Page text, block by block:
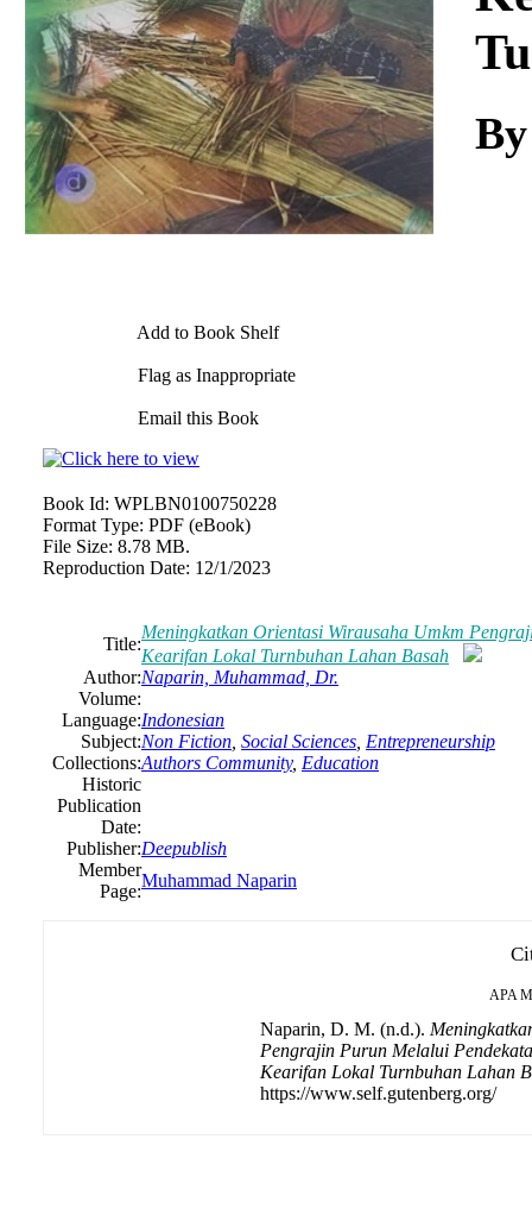
Add to Book Shelf
Flag as Inappropriate
Email this Book
Book Id: WPLBN0100750228
Format Type: PDF (eBook)
File Size: 8.78 MB.
Reproduction Date: 12/1/2023
Title:
Meningkatkan Orientasi Wirausaha Umkm
Kearifan Lokal Turnbuhan Lahan Basah
Author:Naparin, Muhammad, Dr.
Volume:
Language:Indonesian
Subject:Non Fiction Social Sciences Entrepreneurship
Collections:Authors Community, Education
Historic
Publication
Date:
Publisher:Deepublish
Member
Page:
Muhammad Naparin
APA
Naparin, D. M. (n.d.).
Pengrajin Purun Melalui
Kearifan Lokal Turnbuhan Lahan
https://www.self.gutenberg.org/